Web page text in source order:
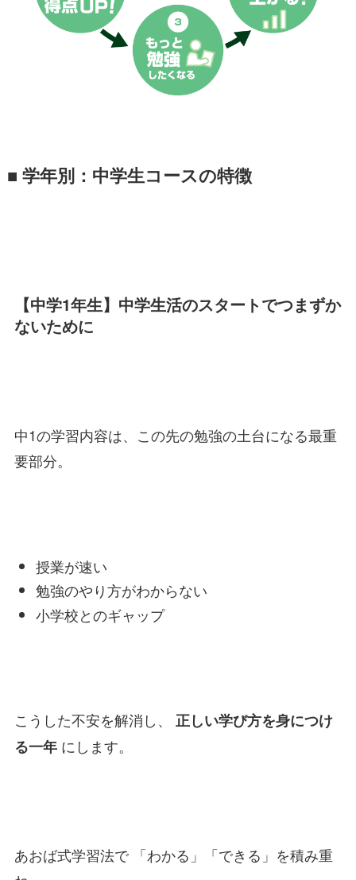
■ 学年別：中学生コースの特徴
【中学1年生】中学生活のスタートでつまずか
ないために
中1の学習内容は、この先の勉強の土台になる最重
要部分。
授業が速い
勉強のやり方がわからない
小学校とのギャップ
こうした不安を解消し、 正しい学び方を身につけ
る一年にします。
あおば式学習法で 「わかる」「できる」を積み重